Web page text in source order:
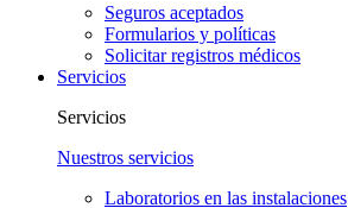
Seguros aceptados
Formularios y políticas
Solicitar registros médicos
Servicios
Servicios
Nuestros servicios
Laboratorios en las instalaciones